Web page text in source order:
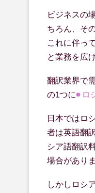
ビジネスの
ちろん、そ
これに伴っ
と業務を広
翻訳業界で
の1つに
ロ
日本ではロ
者は英語翻
シア語翻訳
場合がありま
しかしロシ